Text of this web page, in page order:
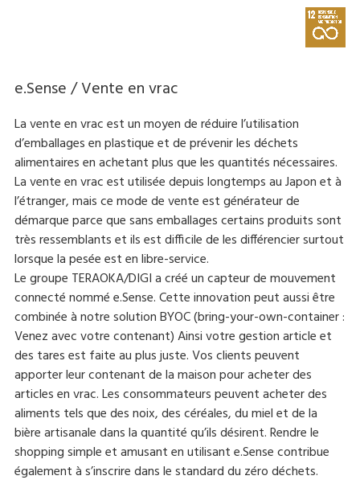
e.Sense / Vente en vrac
La vente en vrac est un moyen de réduire l’utilisation
d’emballages en plastique et de prévenir les déchets
alimentaires en achetant plus que les quantités nécessaires.
La vente en vrac est utilisée depuis longtemps au Japon et à
l’étranger, mais ce mode de vente est générateur de
démarque parce que sans emballages certains produits sont
très ressemblants et ils est difficile de les différencier surtout
lorsque la pesée est en libre-service.
Le groupe TERAOKA/DIGI a créé un capteur de mouvement
connecté nommé e.Sense. Cette innovation peut aussi être
combinée à notre solution BYOC (bring-your-own-container :
Venez avec votre contenant) Ainsi votre gestion article et
des tares est faite au plus juste. Vos clients peuvent
apporter leur contenant de la maison pour acheter des
articles en vrac. Les consommateurs peuvent acheter des
aliments tels que des noix, des céréales, du miel et de la
bière artisanale dans la quantité qu’ils désirent. Rendre le
shopping simple et amusant en utilisant e.Sense contribue
également à s’inscrire dans le standard du zéro déchets.